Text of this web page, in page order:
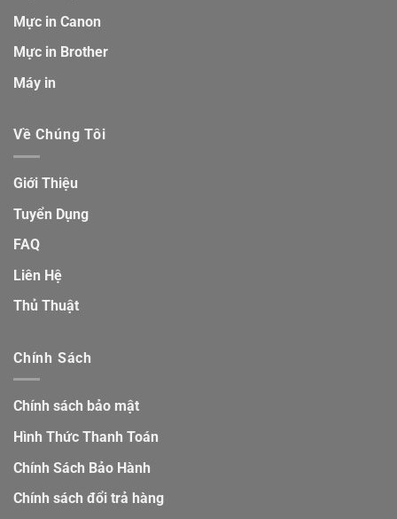
Mực in Canon
Mực in Brother
Máy in
Về Chúng Tôi
Giới Thiệu
Tuyển Dụng
FAQ
Liên Hệ
Thủ Thuật
Chính Sách
Chính sách bảo mật
Hình Thức Thanh Toán
Chính Sách Bảo Hành
Chính sách đổi trả hàng